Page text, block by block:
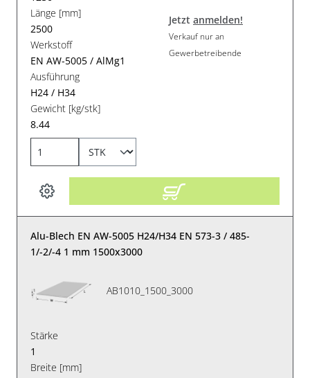
Länge [mm]
2500
Werkstoff
EN AW-5005 / AlMg1
Ausführung
H24 / H34
Gewicht [kg/stk]
8.44
Jetzt anmelden!
Verkauf nur an
Gewerbetreibende
Alu-Blech EN AW-5005 H24/H34 EN 573-3 / 485-
1/-2/-4 1 mm 1500x3000
AB1010_1500_3000
Stärke
1
Breite [mm]